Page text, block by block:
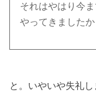
それはやはり今
やってきました
と。いやいや失礼し